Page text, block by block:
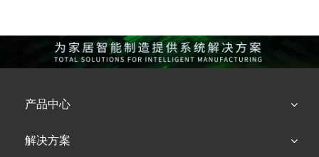
产品中心
解决方案